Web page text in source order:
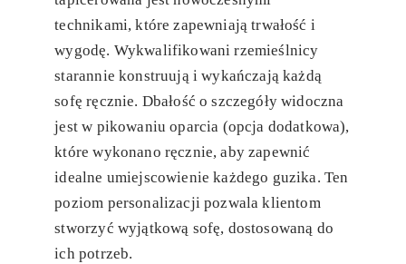
technikami, które zapewniają trwałość i
wygodę. Wykwalifikowani rzemieślnicy
starannie konstruują i wykańczają każdą
sofę ręcznie. Dbałość o szczegóły widoczna
jest w pikowaniu oparcia (opcja dodatkowa),
które wykonano ręcznie, aby zapewnić
idealne umiejscowienie każdego guzika. Ten
poziom personalizacji pozwala klientom
stworzyć wyjątkową sofę, dostosowaną do
ich potrzeb.